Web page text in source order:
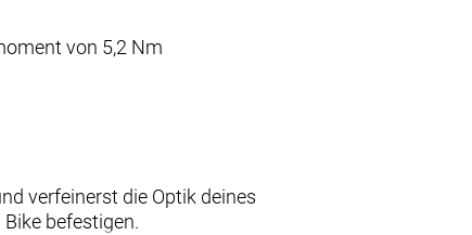
von 5,2 Nm
verfeinerst die Optik deines
befestigen.